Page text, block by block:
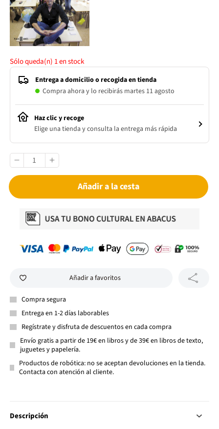
Sólo queda(n) 1en stock
Entrega a domicilio o recogida en tienda
Compra ahora y lo recibirás martes 11 agosto
Haz clic y recoge
Elige una tienda y consulta la entrega más rápida
Añadir a la cesta
Añadir a favoritos
Compra segura
Entrega en 1-2 días laborables
Regístrate y disfruta de descuentos en cada compra
Envío gratis a partir de 19€ en libros y de 39€ en libros de texto,
juguetes y papelería.
Productos de robótica: no se aceptan devoluciones en la tienda.
Contacta con atención al cliente.
Descripción